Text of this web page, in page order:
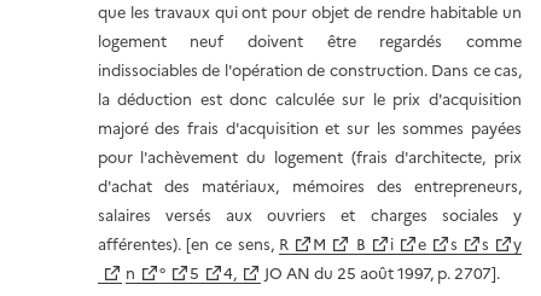
que les travaux qui ont pour objet de rendre habitable un
logement neuf doivent être regardés comme
indissociables de l'opération de construction. Dans ce cas,
la déduction est donc calculée sur le prix d'acquisition
majoré des frais d'acquisition et sur les sommes payées
pour l'achèvement du logement (frais d'architecte, prix
d'achat des matériaux, mémoires des entrepreneurs,
salaires versés aux ouvriers et charges sociales y
afférentes). [en ce sens, R M B i e s s
y
n
° 5 4, JO AN du 25 août 1997, p. 2707].